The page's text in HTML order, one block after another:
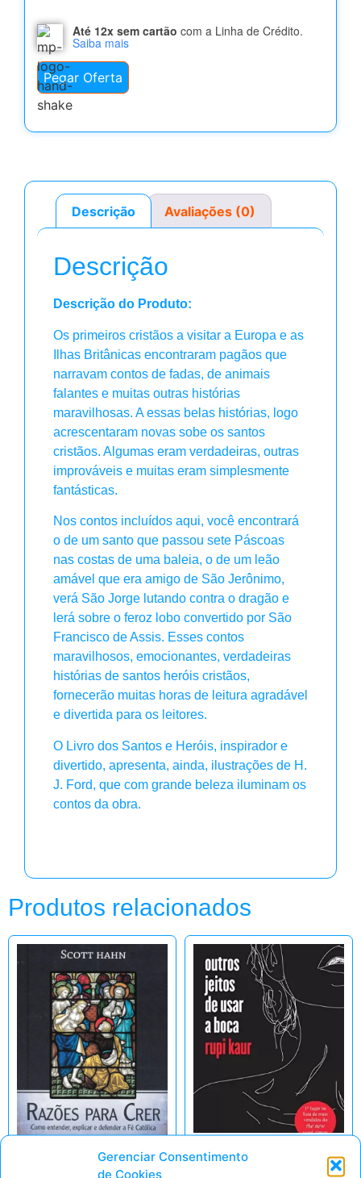
Gerenciar Consentimento
de Cookies
Até 12x sem cartão com a Linha de Crédito.
Saiba mais
Pegar Oferta
Descrição Avaliações (0)
Descrição
Descrição do Produto:
Os primeiros cristãos a visitar a Europa e as
Ilhas Britânicas encontraram pagãos que
narravam contos de fadas, de animais
falantes e muitas outras histórias
maravilhosas. A essas belas histórias, logo
acrescentaram novas sobe os santos
cristãos. Algumas eram verdadeiras, outras
improváveis e muitas eram simplesmente
fantásticas.
Nos contos incluídos aqui, você encontrará
o de um santo que passou sete Páscoas
nas costas de uma baleia, o de um leão
amável que era amigo de São Jerônimo,
verá São Jorge lutando contra o dragão e
lerá sobre o feroz lobo convertido por São
Francisco de Assis. Esses contos
maravilhosos, emocionantes, verdadeiras
histórias de santos heróis cristãos,
fornecerão muitas horas de leitura agradável
e divertida para os leitores.
O Livro dos Santos e Heróis, inspirador e
divertido, apresenta, ainda, ilustrações de H.
J. Ford, que com grande beleza iluminam os
contos da obra.
Produtos relacionados
Outros Jeitos de